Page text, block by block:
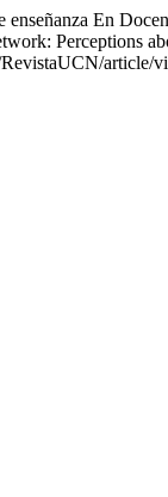
En
Perceptions
article/